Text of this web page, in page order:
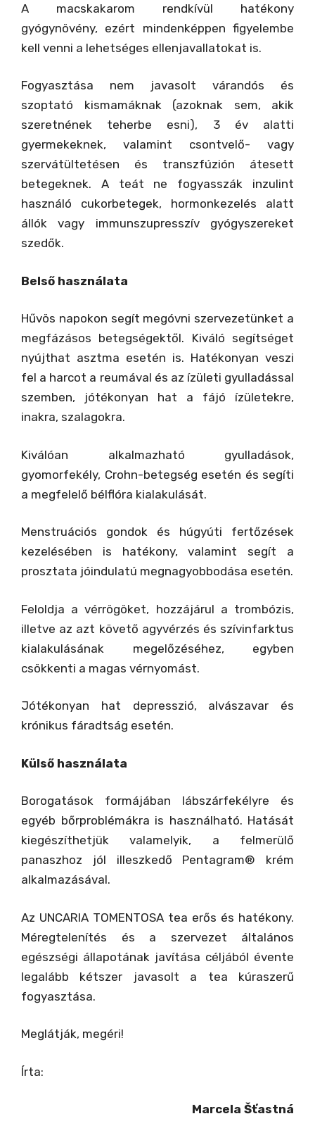
A macskakarom rendkívül hatékony
gyógynövény, ezért mindenképpen figyelembe
kell venni a lehetséges ellenjavallatokat is.
Fogyasztása nem javasolt várandós és
szoptató kismamáknak (azoknak sem, akik
szeretnének teherbe esni), 3 év alatti
gyermekeknek, valamint csontvelő- vagy
szervátültetésen és transzfúzión átesett
betegeknek. A teát ne fogyasszák inzulint
használó cukorbetegek, hormonkezelés alatt
állók vagy immunszupresszív gyógyszereket
szedők.
Belső használata
Hűvös napokon segít megóvni szervezetünket a
megfázásos betegségektől. Kiváló segítséget
nyújthat asztma esetén is. Hatékonyan veszi
fel a harcot a reumával és az ízületi gyulladással
szemben, jótékonyan hat a fájó ízületekre,
inakra, szalagokra.
Kiválóan alkalmazható gyulladások,
gyomorfekély, Crohn-betegség esetén és segíti
a megfelelő bélflóra kialakulását.
Menstruációs gondok és húgyúti fertőzések
kezelésében is hatékony, valamint segít a
prosztata jóindulatú megnagyobbodása esetén.
Feloldja a vérrögöket, hozzájárul a trombózis,
illetve az azt követő agyvérzés és szívinfarktus
kialakulásának megelőzéséhez, egyben
csökkenti a magas vérnyomást.
Jótékonyan hat depresszió, alvászavar és
krónikus fáradtság esetén.
Külső használata
Borogatások formájában lábszárfekélyre és
egyéb bőrproblémákra is használható. Hatását
kiegészíthetjük valamelyik, a felmerülő
panaszhoz jól illeszkedő Pentagram® krém
alkalmazásával.
Az UNCARIA TOMENTOSA tea erős és hatékony.
Méregtelenítés és a szervezet általános
egészségi állapotának javítása céljából évente
legalább kétszer javasolt a tea kúraszerű
fogyasztása.
Meglátják, megéri!
Írta:
Marcela Šťastná